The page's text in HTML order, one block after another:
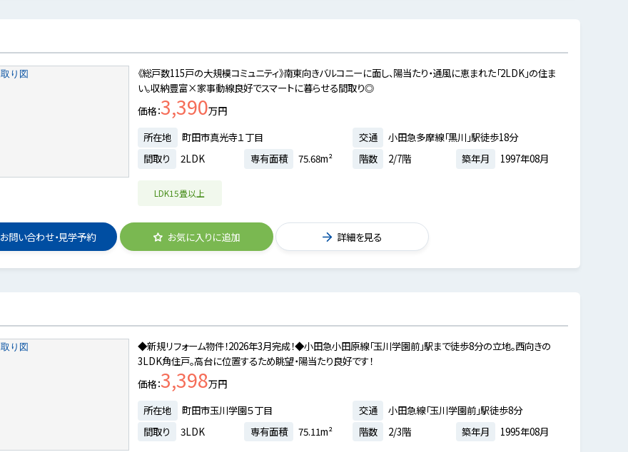
《総戸数115戸の大規模コミュニティ》南東向きバルコニーに面し、陽当たり・通風に恵まれた「2LDK」の住ま
い。収納豊富×家事動線良好でスマートに暮らせる間取り◎
価格 3,390万円
所在地
町田市真光寺１丁目 交通
小田急多摩線「黒川」駅徒歩18分
間取り
2LDK 専有面積 75.68m² 階数 2/7階 築年月 1997年08月
LDK15畳以上
お問い合わせ・見学予約 お気に入りに追加 詳細を見る
◆新規リフォーム物件！2026年3月完成！◆小田急小田原線「玉川学園前」駅まで徒歩8分の立地。西向きの
3LDK角住戸。高台に位置するため眺望・陽当たり良好です！
価格 3,398万円
所在地
町田市玉川学園５丁目 交通
小田急線「玉川学園前」駅徒歩8分
間取り
3LDK 専有面積 75.11m² 階数 2/3階 築年月 1995年08月